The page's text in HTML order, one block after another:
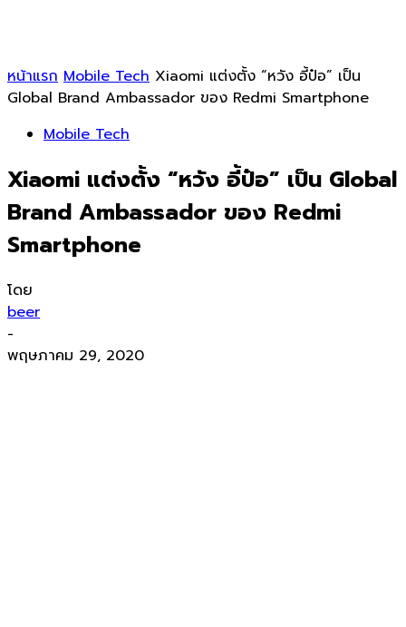
หน้าแรก Mobile Tech Xiaomi แต่งตั้ง “หวัง อี้ป๋อ” เป็น
Global Brand Ambassador ของ Redmi Smartphone
Mobile Tech
Xiaomi แต่งตั้ง “หวัง อี้ป๋อ” เป็น Global
Brand Ambassador ของ Redmi
Smartphone
โดย
beer
-
พฤษภาคม 29, 2020